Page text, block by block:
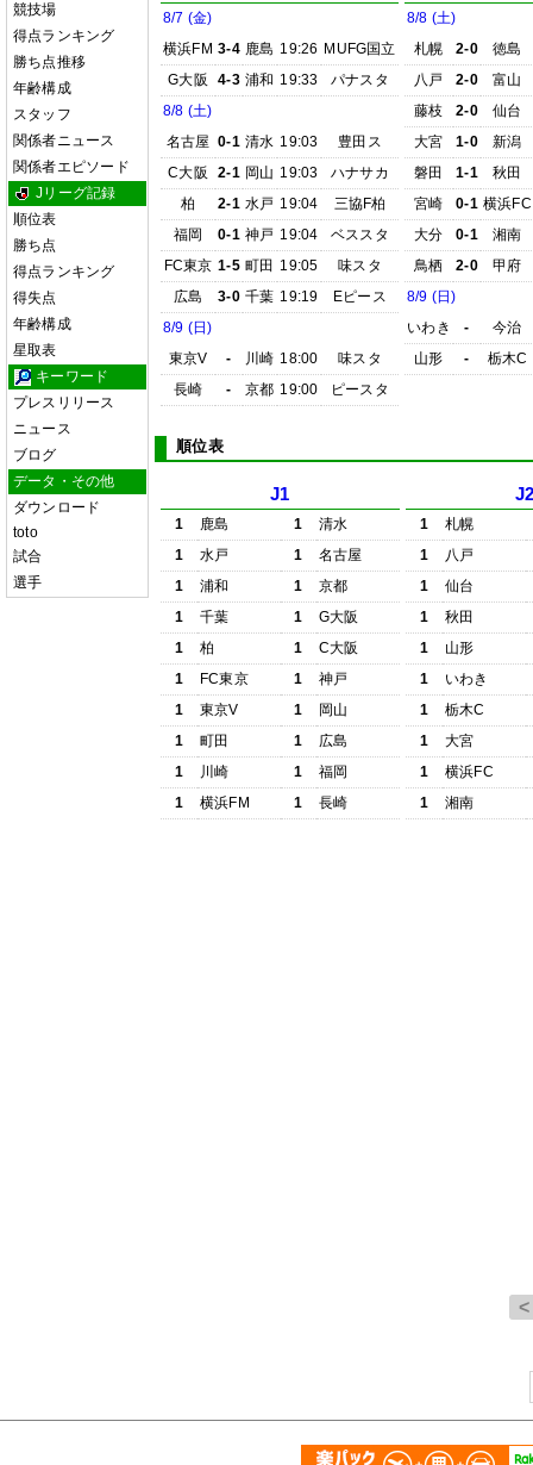
競技場
得点ランキング
勝ち点推移
年齢構成
スタッフ
関係者ニュース
関係者エピソード
Jリーグ記録
順位表
勝ち点
得点ランキング
得失点
年齢構成
星取表
キーワード
プレスリリース
ニュース
ブログ
データ・その他
ダウンロード
toto
試合
選手
8/7 (金)
横浜FM 3-4 鹿島 19:26 MUFG国立
G大阪
4-3 浦和 19:33
パナスタ
8/8 (土)
名古屋 0-1 清水 19:03
豊田ス
C大阪
2-1 岡山 19:03
ハナサカ
柏
2-1 水戸 19:04
三協F柏
福岡
0-1 神戸 19:04
ベススタ
FC東京 1-5 町田 19:05
味スタ
広島
3-0 千葉 19:19
Eピース
8/9 (日)
東京V
- 川崎 18:00
味スタ
長崎
- 京都 19:00 ピースタ
8/8 (土)
札幌
2-0
徳島
八戸
2-0
富山
藤枝
2-0
仙台
大宮
1-0
新潟
磐田
1-1
秋田
宮崎
0-1 横浜FC
大分
0-1
湘南
鳥栖
2-0
甲府
8/9 (日)
いわき
-
今治
山形
- 栃木C
順位表
J1
1 鹿島 1
清水
1
水戸 1
名古屋
1
浦和 1
京都
1
千葉 1
G大阪
1
柏 1
C大阪
1
FC東京 1
神戸
1
東京V 1
岡山
1
町田 1
広島
1
川崎 1
福岡
1
横浜FM 1 長崎
1
札幌
1
八戸
1
仙台
1
秋田
1
山形
1
いわき
1
栃木C
1
大宮
1
横浜FC
1
湘南